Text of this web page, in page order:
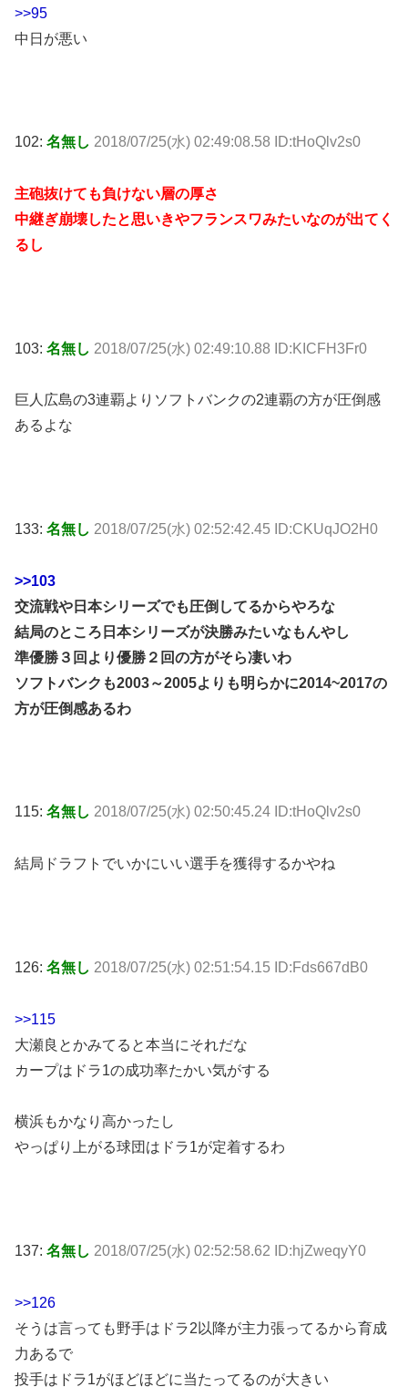
>>95
中日が悪い
102: 名無し 2018/07/25(水) 02:49:08.58 ID:tHoQlv2s0
主砲抜けても負けない層の厚さ
中継ぎ崩壊したと思いきやフランスワみたいなのが出てく
るし
103: 名無し 2018/07/25(水) 02:49:10.88 ID:KICFH3Fr0
巨人広島の3連覇よりソフトバンクの2連覇の方が圧倒感
あるよな
133: 名無し 2018/07/25(水) 02:52:42.45 ID:CKUqJO2H0
>>103
交流戦や日本シリーズでも圧倒してるからやろな
結局のところ日本シリーズが決勝みたいなもんやし
準優勝３回より優勝２回の方がそら凄いわ
ソフトバンクも2003～2005よりも明らかに2014~2017の
方が圧倒感あるわ
115: 名無し 2018/07/25(水) 02:50:45.24 ID:tHoQlv2s0
結局ドラフトでいかにいい選手を獲得するかやね
126: 名無し 2018/07/25(水) 02:51:54.15 ID:Fds667dB0
>>115
大瀬良とかみてると本当にそれだな
カープはドラ1の成功率たかい気がする
横浜もかなり高かったし
やっぱり上がる球団はドラ1が定着するわ
137: 名無し 2018/07/25(水) 02:52:58.62 ID:hjZweqyY0
>>126
そうは言っても野手はドラ2以降が主力張ってるから育成
力あるで
投手はドラ1がほどほどに当たってるのが大きい